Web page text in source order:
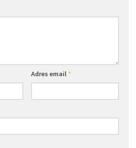
Adres email*